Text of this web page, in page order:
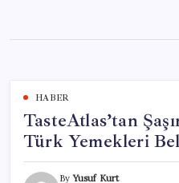
content
HABER
TasteAtlas’tan
Türk Yemekleri
ByYusuf Kurt